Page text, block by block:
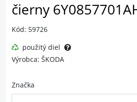
čierny
Kód: 59726
použitý diel
Výrobca: ŠKODA
Značka